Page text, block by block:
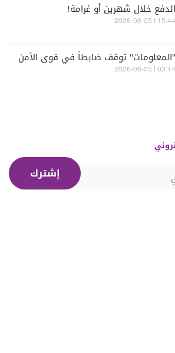
الدفع خلال شهرين أو غرامة!
15:44 | 2026-08-05
"المعلومات" توقف ضابطاً في قوى الأمن
03:14 | 2026-08-05
إشترك